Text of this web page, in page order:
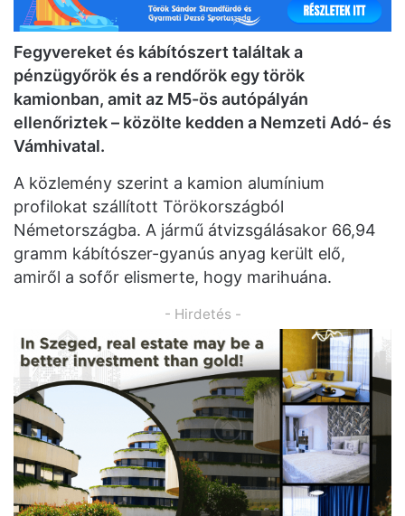
Fegyvereket és kábítószert találtak a
pénzügyőrök és a rendőrök egy török
kamionban, amit az M5-ös autópályán
ellenőriztek – közölte kedden a Nemzeti Adó- és
Vámhivatal.
A közlemény szerint a kamion alumínium
profilokat szállított Törökországból
Németországba. A jármű átvizsgálásakor 66,94
gramm kábítószer-gyanús anyag került elő,
amiről a sofőr elismerte, hogy marihuána.
- Hirdetés -